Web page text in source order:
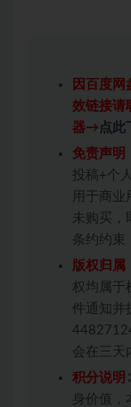
因百度网
效链接请
器→ 点此
免责声明
投稿+个
用于商业
未购买，
条约约束
版权归属
权均属于
件通知并
会在三天
积分说明
身价值，